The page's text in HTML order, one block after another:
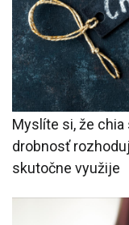
Myslíte si, že
drobnosť
skutočne využije